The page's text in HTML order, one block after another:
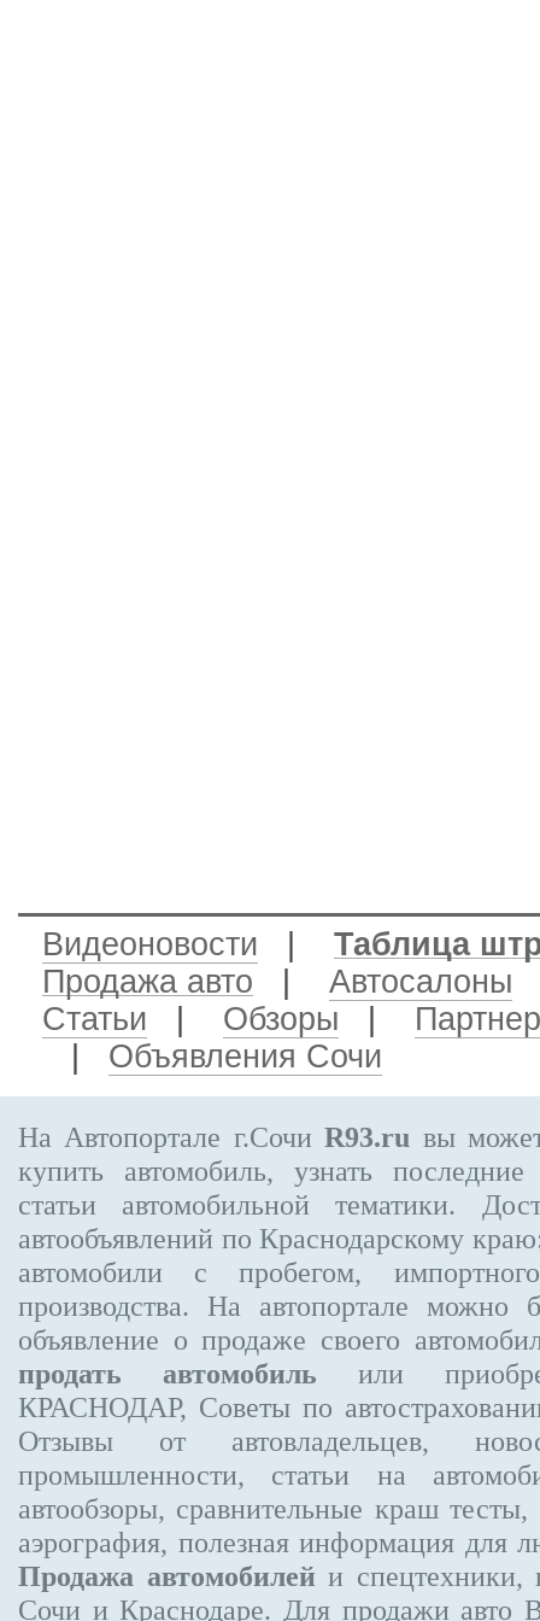
Видеоновости
Таблица
Продажа авто
Автосалоны
Статьи
Обзоры
Объявления Сочи
На Автопортале г.СочиR93.ru вы
купить автомобиль, узнать
статьи автомобильной тематики.
автообъявлений по Краснодарскому
автомобили с пробегом,
производства. На автопортале можно
объявление о продаже своего
продать автомобиль или
КРАСНОДАР, Советы по
Отзывы от автовладельцев,
промышленности, статьи на
автообзоры, сравнительные краш
аэрография, полезная информация для
Продажа автомобилей и спецтехники,
Сочи и Краснодаре. Для продажи авто